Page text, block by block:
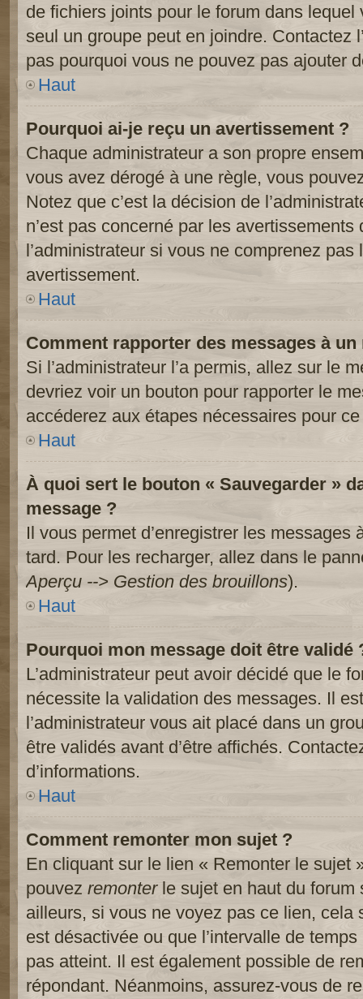
de fichiers joints pour le forum dans
seul un groupe peut en joindre. Contactez
pas pourquoi vous ne pouvez pas ajouter
Haut
Pourquoi ai-je reçu un avertissement ?
Chaque administrateur a son propre
vous avez dérogé à une règle, vous
Notez que c’est la décision de
n’est pas concerné par les avertissements
l’administrateur si vous ne comprenez
avertissement.
Haut
Comment rapporter des messages à
Si l’administrateur l’a permis, allez sur le
devriez voir un bouton pour rapporter le
accéderez aux étapes nécessaires pour
Haut
À quoi sert le bouton « Sauvegarder »
message ?
Il vous permet d’enregistrer les messages
tard. Pour les recharger, allez dans le
Aperçu --> Gestion des brouillons).
Haut
Pourquoi mon message doit être validé
L’administrateur peut avoir décidé que le
nécessite la validation des messages. Il
l’administrateur vous ait placé dans un
être validés avant d’être affichés.
d’informations.
Haut
Comment remonter mon sujet ?
En cliquant sur le lien « Remonter le sujet
pouvez remonterle sujet en haut du forum
ailleurs, si vous ne voyez pas ce lien, cela
est désactivée ou que l’intervalle de
pas atteint. Il est également possible de
répondant. Néanmoins, assurez-vous de